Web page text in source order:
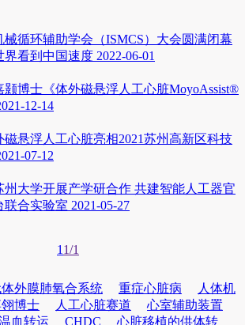
械循环辅助学会（ISMCS）大会圆满闭幕
界看到中国速度 2022-06-01
颢博士《体外磁悬浮人工心脏MoyoAssist®
12-14
磁悬浮人工心脏亮相2021苏州高新区科技
07-12
州大学开展产学研合作 共建智能人工器官
联合实验室 2021-05-27
1 1/1
外膜肺氧合系统 重症心脏病
人体机
博士 人工心脏赛道
心室辅助装置
血转运
CHDC
心脏移植的供体转